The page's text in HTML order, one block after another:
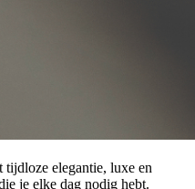
tijdloze elegantie, luxe en
je elke dag nodig hebt.